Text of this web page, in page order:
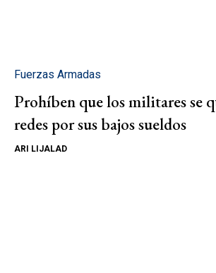
Fuerzas Armadas
Prohíben que los militares se
redes por sus bajos sueldos
ARI LIJALAD